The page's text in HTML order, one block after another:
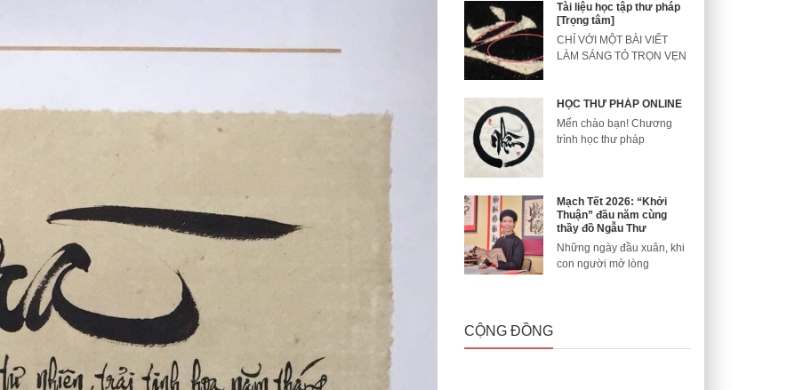
Tài liệu học tập thư pháp
[Trọng tâm]
CHỈ VỚI MỘT BÀI VIẾT
LÀM SÁNG TỎ TRỌN VẸN
HỌC THƯ PHÁP ONLINE
Mến chào bạn! Chương
trình học thư pháp
Mạch Tết 2026: “Khởi
Thuận” đầu năm cùng
thầy đồ Ngẫu Thư
Những ngày đầu xuân, khi
con người mở lòng
CỘNG ĐỒNG